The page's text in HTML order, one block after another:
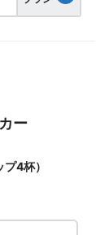
ー
プ4杯）